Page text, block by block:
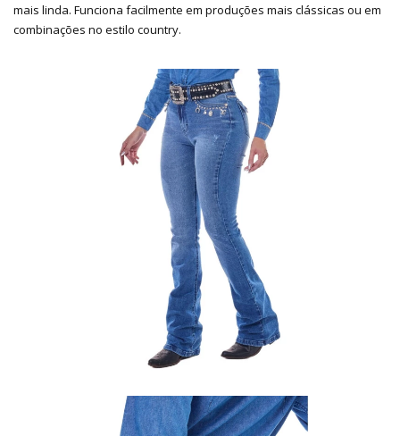
mais linda. Funciona facilmente em produções mais clássicas ou em
combinações no estilo country.